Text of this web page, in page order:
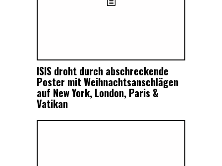
ISIS droht durch abschreckende
Poster mit Weihnachtsanschlägen
auf New York, London, Paris &
Vatikan